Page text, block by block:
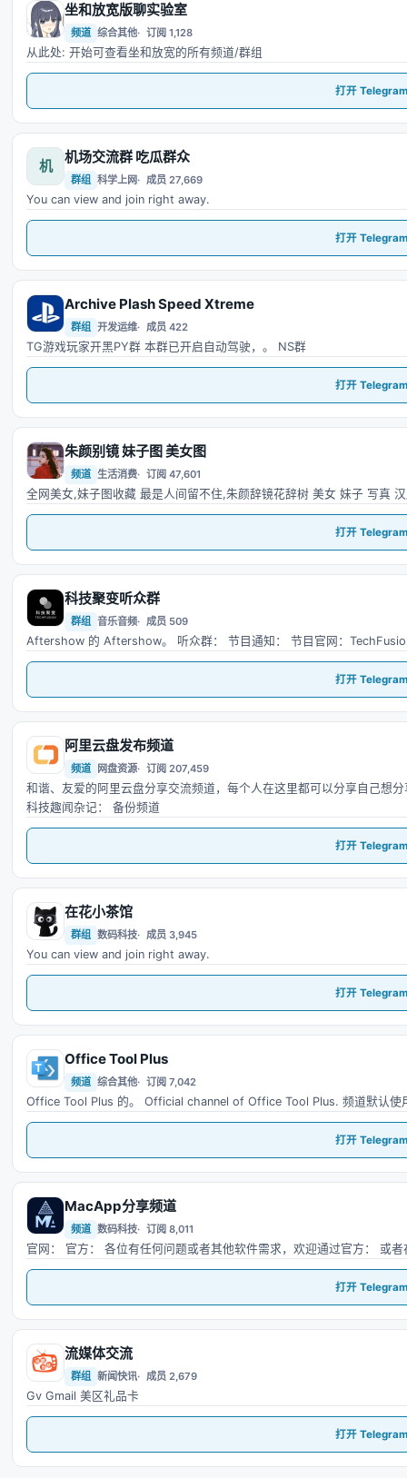
坐
坐和放宽版聊实验室
频道 综合其他 订阅 1,128
从此处: 开始可查看坐和放宽的所有频道/群组
打开
机
机场交流群 吃瓜群众
群组 科学上网 成员 27,669
You can view and join right away.
打开
A
Archive Plash Speed Xtreme
群组 开发运维 成员 422
TG游戏玩家开黑PY群 本群已开启自动驾驶，。 NS群
打开
朱
朱颜别镜 妹子图 美女图
频道 生活消费 订阅 47,601
全网美女,妹子图收藏 最是人间留不住,朱颜辞镜花辞树 美女 妹子 写真
打开
科
科技聚变听众群
群组 音乐音频 成员 509
Aftershow 的 Aftershow。 听众群： 节目通知： 节目官网：
打开
阿
阿里云盘发布频道
频道 网盘资源 订阅 207,459
和谐、友爱的阿里云盘分享交流频道，每个人在这里都可以分享自己想
科技趣闻杂记： 备份频道
打开
在
在花小茶馆
群组 数码科技 成员 3,945
You can view and join right away.
打开
O
Office Tool Plus
频道 综合其他 订阅 7,042
Office Tool Plus 的。 Official channel of Office Tool Plus. 频道默认使
打开
M
MacApp分享频道
频道 数码科技 订阅 8,011
官网： 官方： 各位有任何问题或者其他软件需求，欢迎通过官方： 或
打开
流
流媒体交流
群组 新闻快讯 成员 2,679
Gv Gmail 美区礼品卡
打开